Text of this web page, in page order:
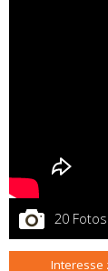
20
Interesse